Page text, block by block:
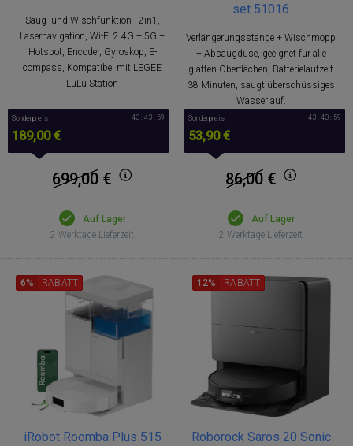
Saug- und Wischfunktion - 2in1,
Lasernavigation, Wi-Fi 2.4G + 5G +
Hotspot, Encoder, Gyroskop, E-
compass, Kompatibel mit LEGEE
LuLu Station
Sonderpreis
189,00 €
43 : 43 : 58
699,00 €
Auf Lager
2 Werktage Lieferzeit
set 51016
Verlängerungsstange + Wischmopp
+ Absaugdüse, geeignet für alle
glatten Oberflächen, Batterielaufzeit
38 Minuten, saugt überschüssiges
Wasser auf.
Sonderpreis
53,90 €
43 : 43 : 58
86,00€
Auf Lager
2 Werktage Lieferzeit
iRobot Roomba Plus 515
6% RABATT
Roborock Saros 20 Sonic
12% RABATT